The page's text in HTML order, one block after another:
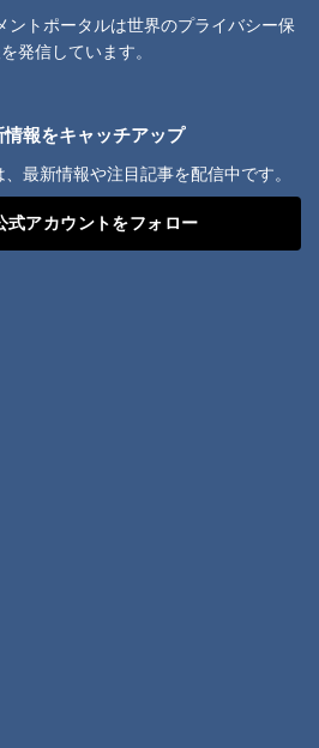
ントポータルは世界のプライバシー保
発信しています。
報をキャッチアップ
最新情報や注目記事を配信中です。
アカウントをフォロー